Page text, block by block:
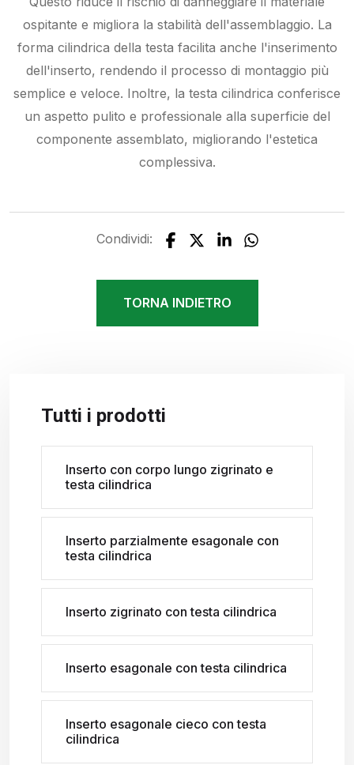
ospitante e migliora la stabilità dell'assemblaggio. La
forma cilindrica della testa facilita anche l'inserimento
dell'inserto, rendendo il processo di montaggio più
semplice e veloce. Inoltre, la testa cilindrica conferisce
un aspetto pulito e professionale alla superficie del
componente assemblato, migliorando l'estetica
complessiva.
Condividi:
TORNA INDIETRO
Tutti i prodotti
Inserto con corpo lungo zigrinato e
testa cilindrica
Inserto parzialmente esagonale con
testa cilindrica
Inserto zigrinato con testa cilindrica
Inserto esagonale con testa cilindrica
Inserto esagonale cieco con testa
cilindrica